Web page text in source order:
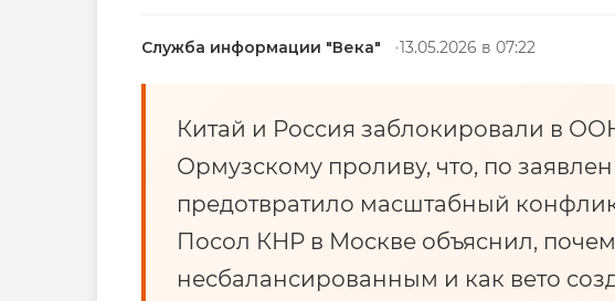
Служба информации "Века" 13.05.2026 в 07:22
Китай и Россия заблокировали в
Ормузскому проливу, что, по
предотвратило масштабный
Посол КНР в Москве объяснил,
несбалансированным и как вето